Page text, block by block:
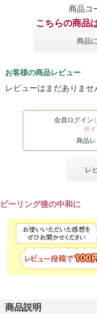
商品
こちらの商品
商品
お客様の商品レビュー
レビューはまだありませ
会員ログイン
ポ
商品
レ
ピーリング後の中和に
商品説明